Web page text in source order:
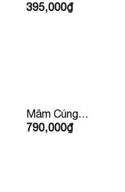
Con Lớn
395,000₫
Mâm Cúng
Chay – Vạn
790,000₫